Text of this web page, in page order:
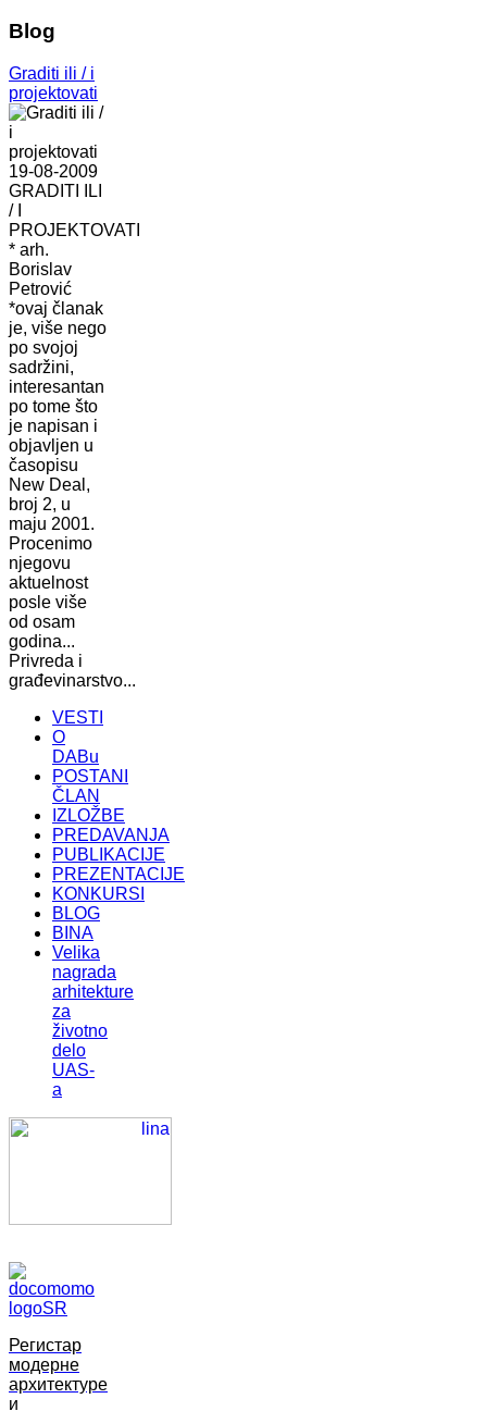
Blog
Graditi ili / i
projektovati
19-08-2009
GRADITI ILI
/ I
PROJEKTOVATI
* arh.
Borislav
Petrović
*ovaj članak
je, više nego
po svojoj
sadržini,
interesantan
po tome što
je napisan i
objavljen u
časopisu
New Deal,
broj 2, u
maju 2001.
Procenimo
njegovu
aktuelnost
posle više
od osam
godina...
Privreda i
građevinarstvo...
VESTI
O
DABu
POSTANI
ČLAN
IZLOŽBE
PREDAVANJA
PUBLIKACIJE
PREZENTACIJE
KONKURSI
BLOG
BINA
Velika
nagrada
arhitekture
za
životno
delo
UAS-
a
Регистар
модерне
архитектуре
и